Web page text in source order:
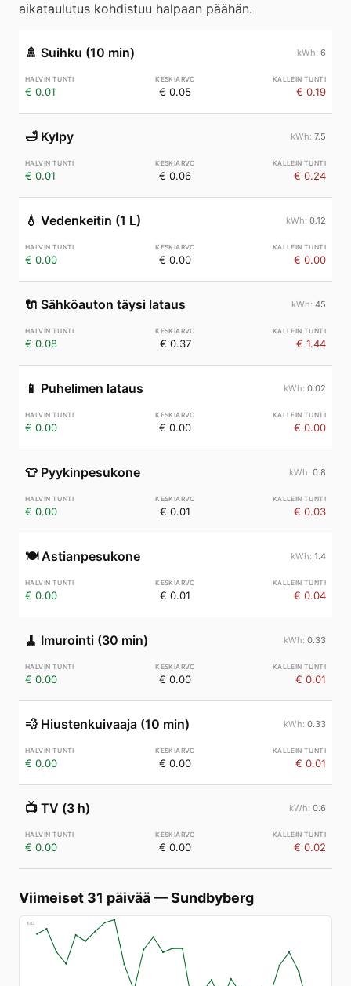
aikataulutus kohdistuu halpaan päähän.
🚿 Suihku (10 min) 6
€ 0.01 € 0.05 € 0.19
🛁 Kylpy 7.5
€ 0.01 € 0.06 € 0.24
💧 Vedenkeitin (1 L) 0.12
€ 0.00 € 0.00 € 0.00
🔌 Sähköauton täysi lataus 45
€ 0.08 € 0.37 € 1.44
📱 Puhelimen lataus 0.02
€ 0.00 € 0.00 € 0.00
👕 Pyykinpesukone 0.8
€ 0.00 € 0.01 € 0.03
🍽️ Astianpesukone 1.4
€ 0.00 € 0.01 € 0.04
🧹 Imurointi (30 min) 0.33
€ 0.00 € 0.00 € 0.01
💨 Hiustenkuivaaja (10 min) 0.33
€ 0.00 € 0.00 € 0.01
📺 TV (3 h) 0.6
€ 0.00 € 0.00 € 0.02
Viimeiset 31 päivää—Sundbyberg
€83